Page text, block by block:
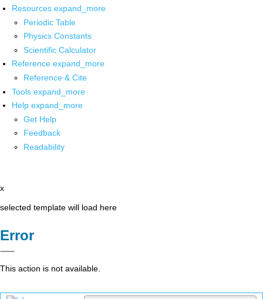
Resources expand_more
Periodic Table
Physics Constants
Scientific Calculator
Reference expand_more
Reference & Cite
Tools expand_more
Help expand_more
Get Help
Feedback
Readability
x
selected template will load here
Error
This action is not available.